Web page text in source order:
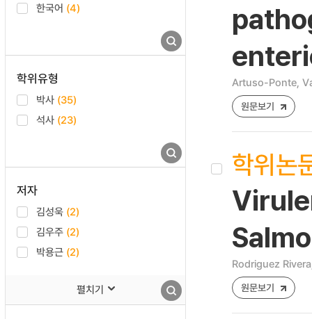
한국어 (4)
학위유형
박사 (35)
석사 (23)
저자
김성욱 (2)
김우주 (2)
박용근 (2)
펼치기
Artuso-Ponte,
원문보기
학위논
Rodriguez
원문보기